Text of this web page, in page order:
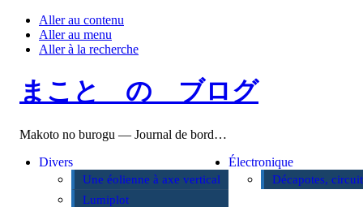
Aller au contenu
Aller au menu
Aller à la recherche
まこと の ブログ
Makoto no burogu — Journal de bord…
Divers
Une éolienne à axe vertical
Lumiplot
Électronique
Décapotes,